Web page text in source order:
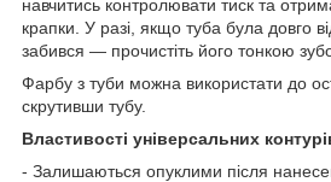
навчитись контролювати тиск та
крапки. У разі, якщо туба була довго
забився — прочистіть його тонкою
Фарбу з туби можна використати до
скрутивши тубу.
Властивості універсальних
- Залишаються опуклими після